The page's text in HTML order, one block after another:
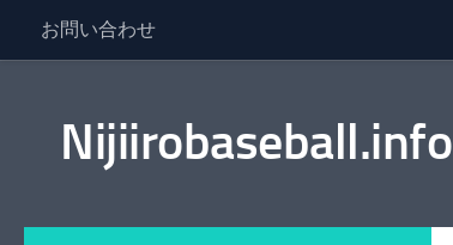
コンテンツへスキップ
お問い合わせ
Nijiirobaseball.info